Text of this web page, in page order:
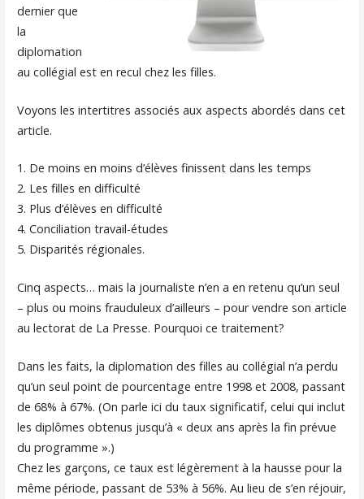
dernier que
la
diplomation
au collégial est en recul chez les filles.
Voyons les intertitres associés aux aspects abordés dans cet
article.
1. De moins en moins d’élèves finissent dans les temps
2. Les filles en difficulté
3. Plus d’élèves en difficulté
4. Conciliation travail-études
5. Disparités régionales.
Cinq aspects… mais la journaliste n’en a en retenu qu’un seul
– plus ou moins frauduleux d’ailleurs – pour vendre son article
au lectorat de La Presse. Pourquoi ce traitement?
​Dans les faits, la diplomation des filles au collégial n’a perdu
qu’un seul point de pourcentage entre 1998 et 2008, passant
de 68% à 67%. (On parle ici du taux significatif, celui qui inclut
les diplômes obtenus jusqu’à « deux ans après la fin prévue
du programme ».)
​Chez les garçons, ce taux est légèrement à la hausse pour la
même période, passant de 53% à 56%. Au lieu de s’en réjouir,